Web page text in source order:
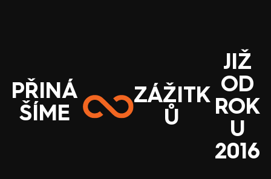
PŘINÁ
ŠÍME
ZÁŽITK
Ů
JIŽ
OD
ROK
U
2016